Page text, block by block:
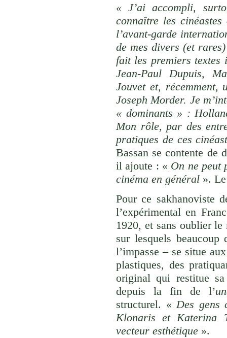
« J’ai accompli,
connaître les
l’avant-garde
de mes divers (et
fait les premiers textes
Jean-Paul Dupuis,
Jouvet et,
Joseph Morder. Je
« dominants » :
Mon rôle, par des
pratiques de ces
Bassan se contente de
il ajoute : « On ne peut
cinéma en général ».
Pour ce sakhanoviste
l’expérimental en
1920, et sans oublier
sur lesquels
l’impasse – se situe
plastiques, des
original qui restitue
depuis la fin de l’
structurel. «Des gens
Klonaris et Katerina
vecteur esthétique ».